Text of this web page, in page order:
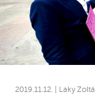
2019.11.12. | Laky